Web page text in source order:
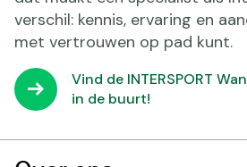
verschil: kennis, ervaring en
met vertrouwen op pad kunt.
Vind de INTERSPORT
in de buurt!